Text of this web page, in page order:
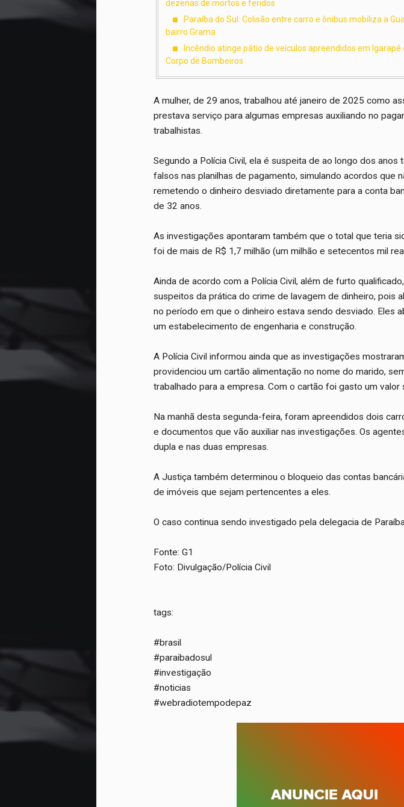
dezenas de mortos e feridos
Paraíba do Sul: Colisão entre carro e ônibus mobiliza a
bairro Grama
Incêndio atinge pátio de veículos apreendidos em
Corpo de Bombeiros
A mulher, de 29 anos, trabalhou até janeiro de 2025 como
prestava serviço para algumas empresas auxiliando no
trabalhistas.
Segundo a Polícia Civil, ela é suspeita de ao longo dos anos
falsos nas planilhas de pagamento, simulando acordos que
remetendo o dinheiro desviado diretamente para a conta
de 32 anos.
As investigações apontaram também que o total que teria
foi de mais de R$ 1,7 milhão (um milhão e setecentos mil
Ainda de acordo com a Polícia Civil, além de furto
suspeitos da prática do crime de lavagem de dinheiro, pois
no período em que o dinheiro estava sendo desviado. Eles
um estabelecimento de engenharia e construção.
A Polícia Civil informou ainda que as investigações
providenciou um cartão alimentação no nome do marido,
trabalhado para a empresa. Com o cartão foi gasto um valor
Na manhã desta segunda-feira, foram apreendidos dois
e documentos que vão auxiliar nas investigações. Os
dupla e nas duas empresas.
A Justiça também determinou o bloqueio das contas
de imóveis que sejam pertencentes a eles.
O caso continua sendo investigado pela delegacia de
Fonte: G1
Foto: Divulgação/Polícia Civil
tags:
#brasil
#paraibadosul
#investigação
#noticias
#webradiotempodepaz